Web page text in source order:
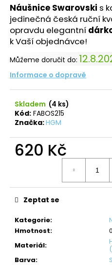
Náušnice Swarovski s
jedinečná česká ruční
opravdu elegantní
k Vaší objednávce!
Můžeme doručit do:
Informace o dopravě
Skladem (4 ks)
Kód: FABOS215
Značka:HGM
620 Kč
Kategorie:
Hmotnost:
Materiál:
Barva:
Zeptat se
u
č
u
j
m
e
NÁHRDELNÍK
ANDĚL
ŠTĚSTÍ
ROSE
420
Kč
Původně: